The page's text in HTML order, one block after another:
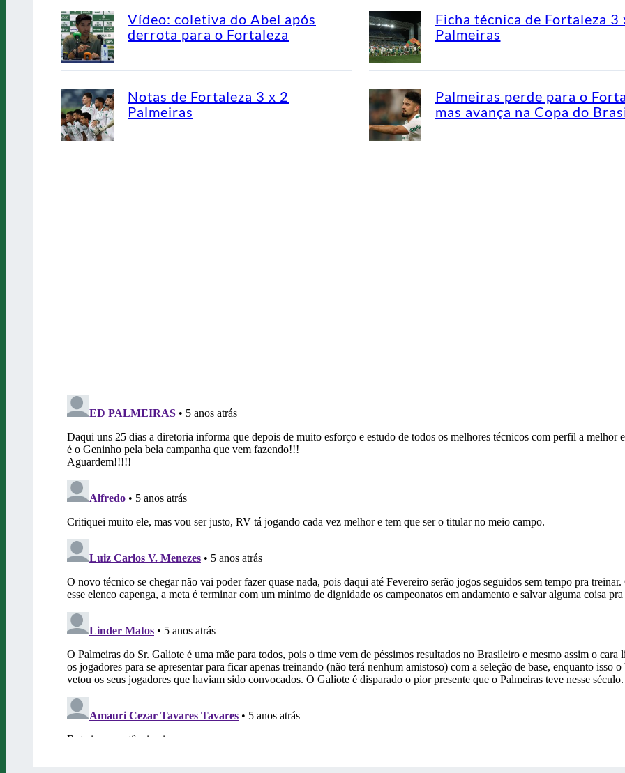
Vídeo: coletiva do Abel após
derrota para o Fortaleza
Ficha técnica de Fortaleza 3
Palmeiras
Notas de Fortaleza 3 x 2
Palmeiras
Palmeiras perde para o
mas avança na Copa do